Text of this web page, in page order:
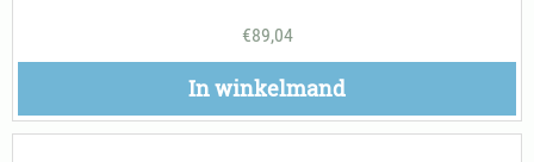
€89,04
In winkelmand